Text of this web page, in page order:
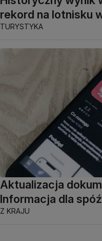
rekord na lotnisku
TURYSTYKA
Aktualizacja
Informacja dla
Z KRAJU